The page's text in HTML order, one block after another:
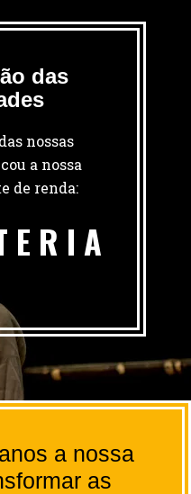
das
nossas
a nossa
de renda:
E R I A
a nossa
as